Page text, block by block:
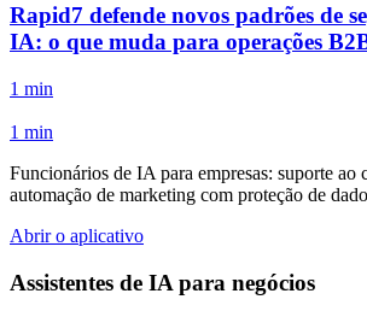
Rapid7 defende novos padrões de
IA: o que muda para operações
1 min
1 min
Funcionários de IA para empresas: suporte ao
automação de marketing com proteção de
Abrir o aplicativo
Assistentes de IA para negócios